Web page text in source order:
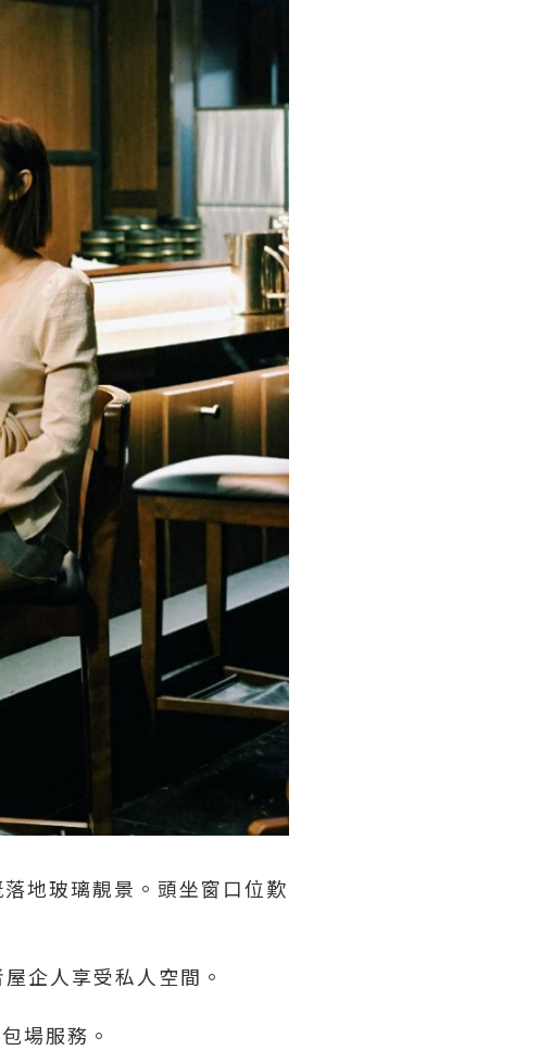
地玻璃靚景。頭坐窗口位歎
企人享受私人空間。
場服務。